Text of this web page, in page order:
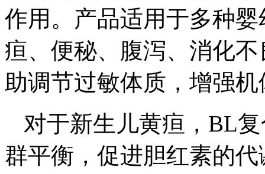
作用。产品适用于多种
疸、便秘、腹泻、消化
助调节过敏体质，增强
对于新生儿黄疸，BL
群平衡，促进胆红素的